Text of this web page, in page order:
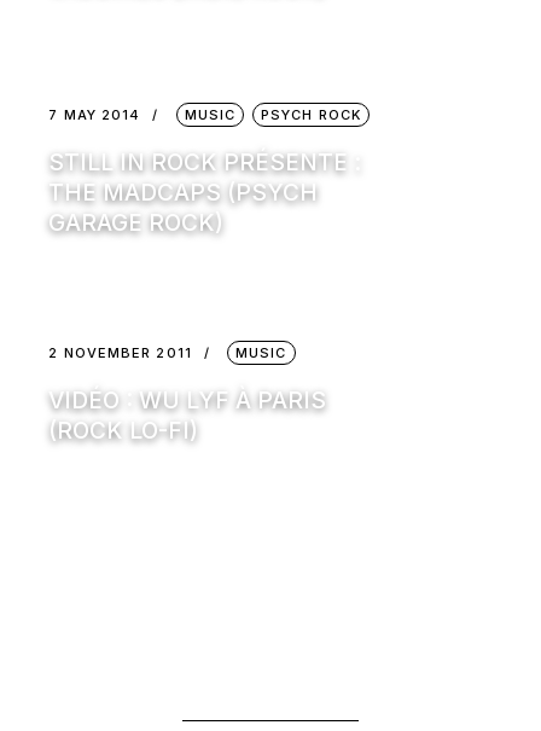
7 MAY 2014 MUSIC PSYCH ROCK
STILL IN ROCK PRÉSENTE :
THE MADCAPS (PSYCH
GARAGE ROCK)
2 NOVEMBER 2011 MUSIC
VIDÉO : WU LYF À PARIS
(ROCK LO-FI)